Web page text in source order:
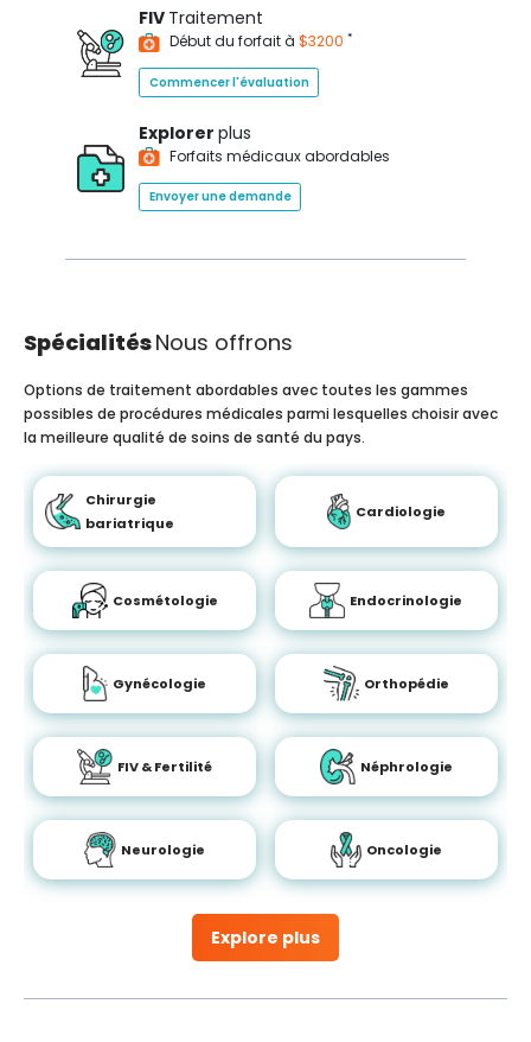
FIV Traitement
Début du forfait à $3200 *
Commencer l'évaluation
Explorer plus
Forfaits médicaux abordables
Envoyer une demande
SpécialitésNous offrons
Explore plus
Options de traitement abordables avec toutes les gammes
possibles de procédures médicales parmi lesquelles choisir avec
la meilleure qualité de soins de santé du pays.
Chirurgie
bariatrique
Cardiologie
Cosmétologie Endocrinologie
Gynécologie Orthopédie
FIV & Fertilité Néphrologie
Neurologie Oncologie